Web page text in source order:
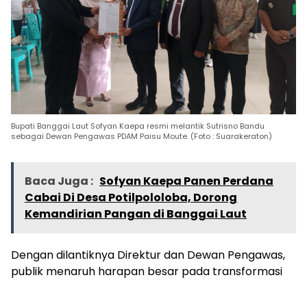
Bupati Banggai Laut Sofyan Kaepa resmi melantik Sutrisno Bandu
sebagai Dewan Pengawas PDAM Paisu Moute. (Foto : Suarakeraton)
Baca Juga : Sofyan Kaepa Panen Perdana
Cabai Di Desa Potilpololoba, Dorong
Kemandirian Pangan di Banggai Laut
Dengan dilantiknya Direktur dan Dewan Pengawas,
publik menaruh harapan besar pada transformasi